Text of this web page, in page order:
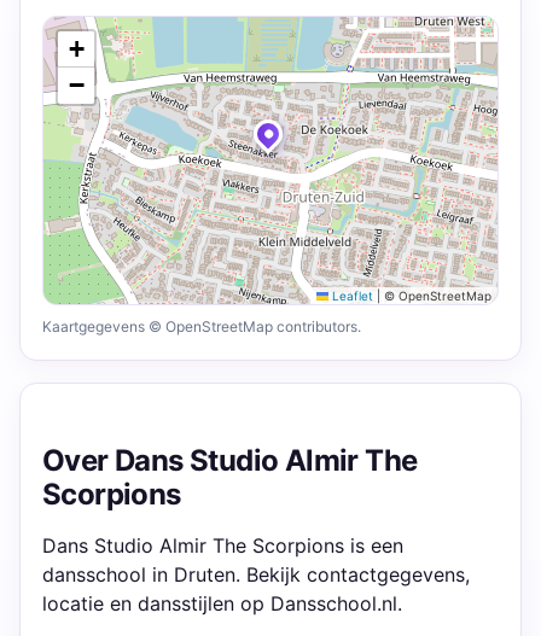
+
−
Leaflet © OpenStreetMap
Kaartgegevens © OpenStreetMap contributors.
Over Dans Studio Almir The
Scorpions
Dans Studio Almir The Scorpions is een
dansschool in Druten. Bekijk contactgegevens,
locatie en dansstijlen op Dansschool.nl.